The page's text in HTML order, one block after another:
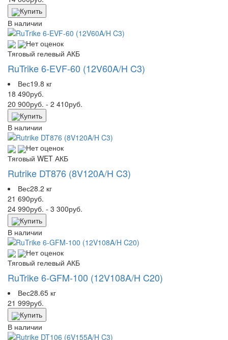
Купить
В наличии
Нет оценок
Тяговый гелевый АКБ
RuTrike 6-EVF-60 (12V60A/H C3)
Вес19.8 кг
18 490руб.
20 900руб. - 2 410руб.
Купить
В наличии
Нет оценок
Тяговый WET АКБ
Rutrike DT876 (8V120A/H C3)
Вес28.2 кг
21 690руб.
24 990руб. - 3 300руб.
Купить
В наличии
Нет оценок
Тяговый гелевый АКБ
RuTrike 6-GFM-100 (12V108A/H C20)
Вес28.65 кг
21 999руб.
Купить
В наличии